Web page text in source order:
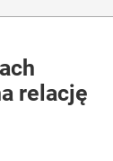
relację